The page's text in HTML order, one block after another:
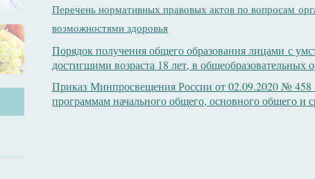
Перечень нормативных правовых актов по вопросам
возможностями здоровья
Порядок получения общего образования лицами с
достигшими возраста 18 лет, в
Приказ Минпросвещения России от 02.09.2020 №
программам начального общего, основного общего и